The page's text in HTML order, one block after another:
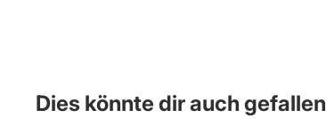
Dies könnte dir auch gefallen